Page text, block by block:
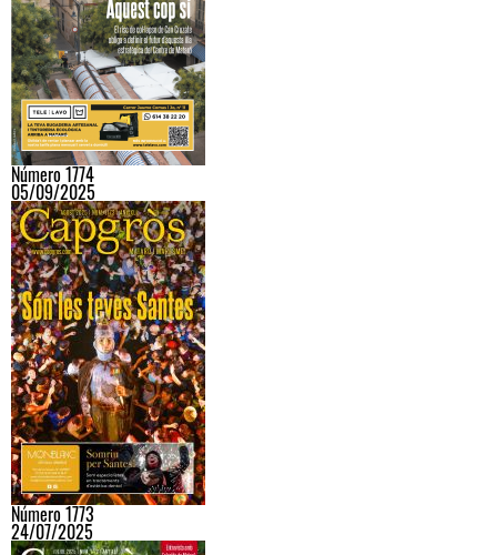
Número 1774
05/09/2025
Número 1773
24/07/2025